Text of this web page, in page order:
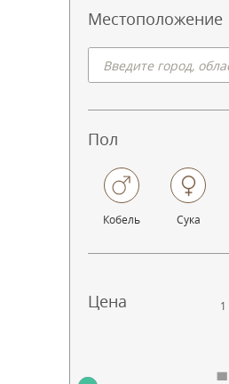
Местоположение
Пол
Кобель Сука
Цена